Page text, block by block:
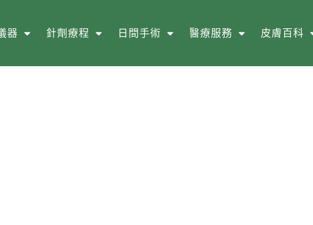
器 針劑療程 日間手術 醫療服務 皮膚百科